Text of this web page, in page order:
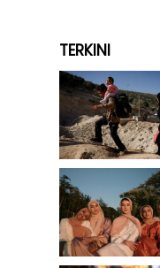
TERKINI